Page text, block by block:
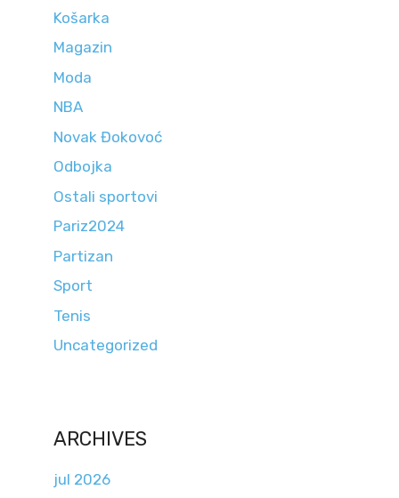
Košarka
Magazin
Moda
NBA
Novak Đokovoć
Odbojka
Ostali sportovi
Pariz2024
Partizan
Sport
Tenis
Uncategorized
ARCHIVES
jul 2026